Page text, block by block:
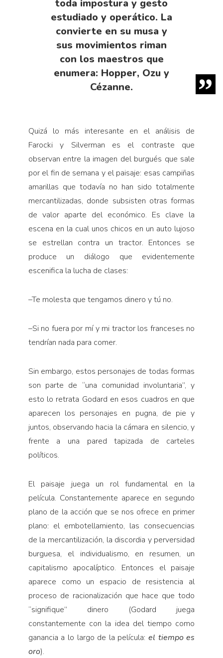
toda impostura y gesto
estudiado y operático. La
convierte en su musa y
sus movimientos riman
con los maestros que
enumera: Hopper, Ozu y
Cézanne.
Quizá lo más interesante en el análisis de
Farocki y Silverman es el contraste que
observan entre la imagen del burgués que sale
por el fin de semana y el paisaje: esas campiñas
amarillas que todavía no han sido totalmente
mercantilizadas, donde subsisten otras formas
de valor aparte del económico. Es clave la
escena en la cual unos chicos en un auto lujoso
se estrellan contra un tractor. Entonces se
produce un diálogo que evidentemente
escenifica la lucha de clases:
–Te molesta que tengamos dinero y tú no.
–Si no fuera por mí y mi tractor los franceses no
tendrían nada para comer.
Sin embargo, estos personajes de todas formas
son parte de “una comunidad involuntaria”, y
esto lo retrata Godard en esos cuadros en que
aparecen los personajes en pugna, de pie y
juntos, observando hacia la cámara en silencio, y
frente a una pared tapizada de carteles
políticos.
El paisaje juega un rol fundamental en la
película. Constantemente aparece en segundo
plano de la acción que se nos ofrece en primer
plano: el embotellamiento, las consecuencias
de la mercantilización, la discordia y perversidad
burguesa, el individualismo, en resumen, un
capitalismo apocalíptico. Entonces el paisaje
aparece como un espacio de resistencia al
proceso de racionalización que hace que todo
“signifique” dinero (Godard juega
constantemente con la idea del tiempo como
ganancia a lo largo de la película:el tiempo es
oro).